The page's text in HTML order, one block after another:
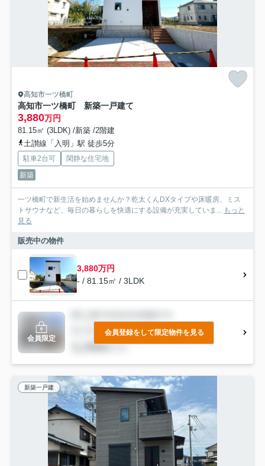
高知市一ツ橋町
高知市一ツ橋町 新築一戸建て
3,880万円
81.15㎡ (3LDK) /新築 /2階建
土讃線「入明」駅 徒歩5分
駐車2台可
閑静な住宅地
新築
一ツ橋町で新生活を始めませんか？乾太くんDXタイプや床暖房、ミス
トサウナなど、毎日の暮らしを快適にする設備が充実していま... もっと
見る
販売中の物件
3,880万円
- / 81.15㎡ / 3LDK
会員限定
会員登録をして限定物件を見る
新築一戸建